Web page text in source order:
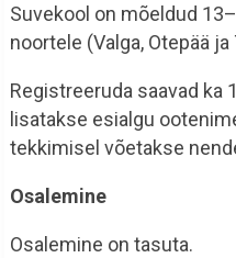
Suvekool on mõeldud
noortele (Valga, Otepää
Registreeruda saavad ka
lisatakse esialgu
tekkimisel võetakse
Osalemine
Osalemine on tasuta.